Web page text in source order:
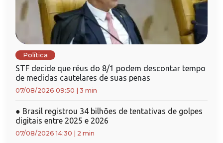
Política
STF decide que réus do 8/1 podem descontar tempo
de medidas cautelares de suas penas
07/08/2026 09:50 3 min
● Brasil registrou 34 bilhões de tentativas de golpes
digitais entre 2025 e 2026
07/08/2026 14:30 2 min